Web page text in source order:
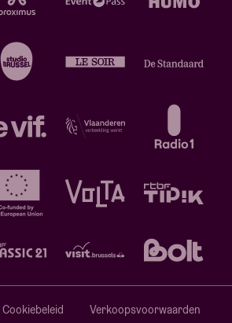
Cookiebeleid Verkoopsvoorwaarden